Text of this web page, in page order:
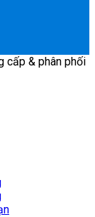
cấp & phân phối